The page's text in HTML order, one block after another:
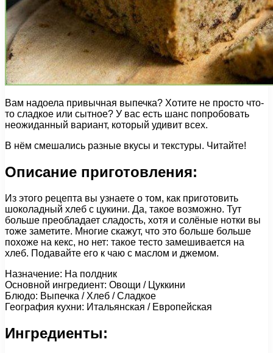
Вам надоела привычная выпечка? Хотите не просто что-
то сладкое или сытное? У вас есть шанс попробовать
неожиданный вариант, который удивит всех.
В нём смешались разные вкусы и текстуры. Читайте!
Описание приготовления:
Из этого рецепта вы узнаете о том, как приготовить
шоколадный хлеб с цукини. Да, такое возможно. Тут
больше преобладает сладость, хотя и солёные нотки вы
тоже заметите. Многие скажут, что это больше больше
похоже на кекс, но нет: такое тесто замешивается на
хлеб. Подавайте его к чаю с маслом и джемом.
Назначение: На полдник
Основной ингредиент: Овощи / Цуккини
Блюдо: Выпечка / Хлеб / Сладкое
География кухни: Итальянская / Европейская
Ингредиенты: